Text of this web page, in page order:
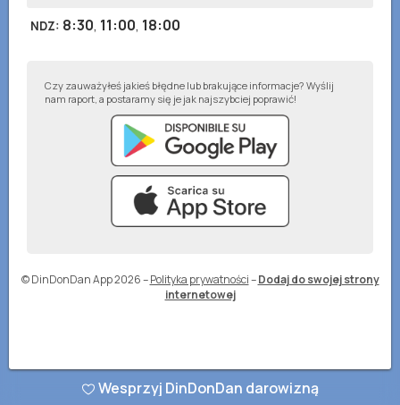
NDZ: 8:30, 11:00, 18:00
Czy zauważyłeś jakieś błędne lub brakujące informacje? Wyślij
nam raport, a postaramy się je jak najszybciej poprawić!
© DinDonDan App 2026– Polityka prywatności– Dodaj do swojej strony
internetowej
Wesprzyj DinDonDan darowizną